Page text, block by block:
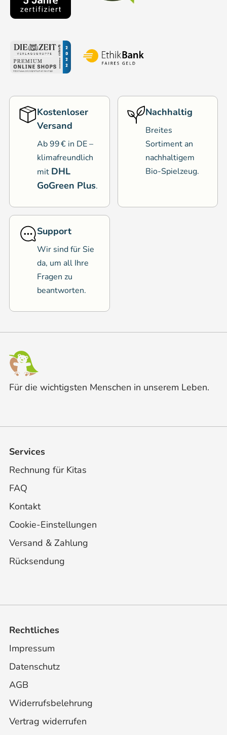
Kostenloser
Versand
Ab 99 € in DE –
klimafreundlich
mit DHL
GoGreen Plus.
Nachhaltig
Breites
Sortiment an
nachhaltigem
Bio-Spielzeug.
Support
Wir sind für Sie
da, um all Ihre
Fragen zu
beantworten.
Für die wichtigsten Menschen in unserem Leben.
Services
Rechnung für Kitas
FAQ
Kontakt
Cookie-Einstellungen
Versand & Zahlung
Rücksendung
Rechtliches
Impressum
Datenschutz
AGB
Widerrufsbelehrung
Vertrag widerrufen